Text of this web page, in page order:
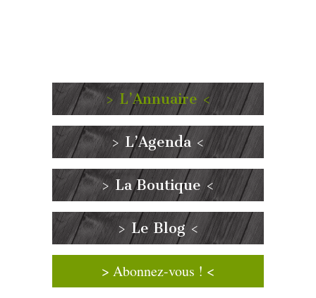
> L’Annuaire <
> L’Agenda <
> La Boutique <
> Le Blog <
> Abonnez-vous ! <